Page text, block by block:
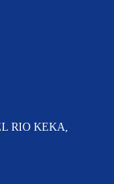
RIO KEKA,